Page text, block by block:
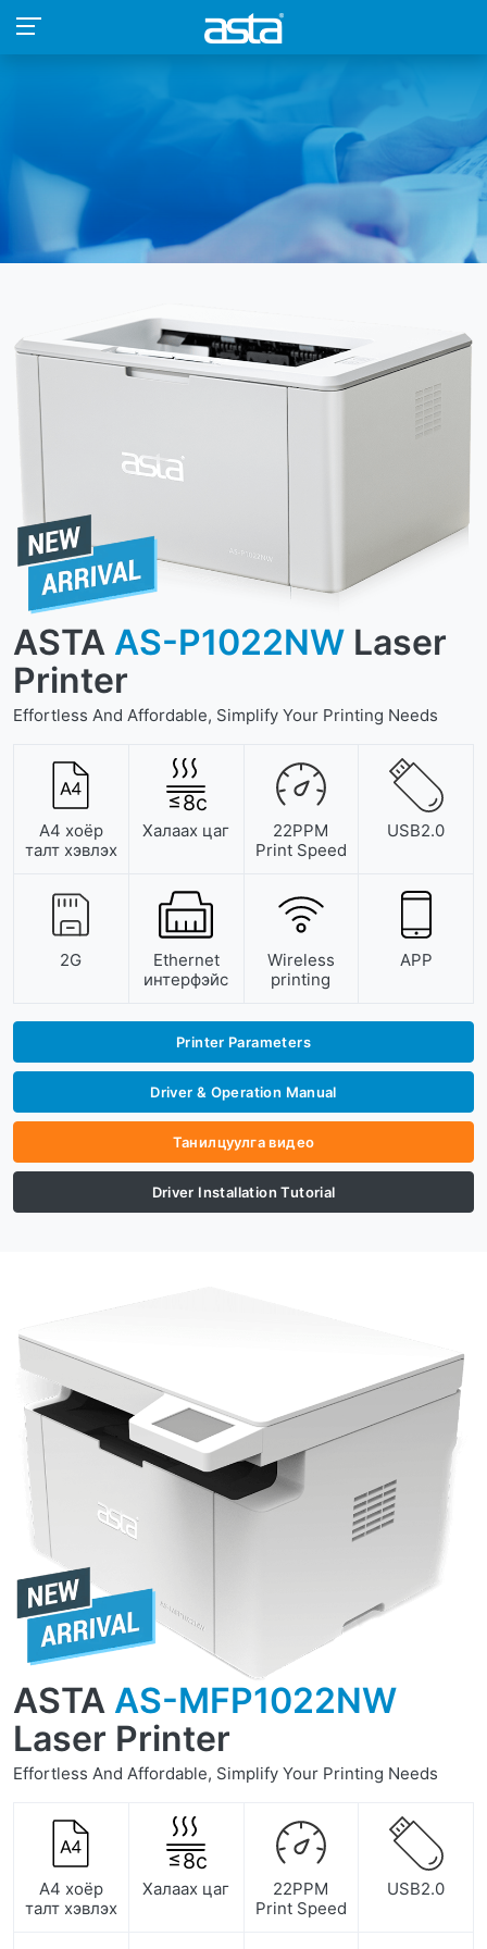
ASTA AS-P1022NW Laser
Printer
Effortless And Affordable, Simplify Your Printing Needs
А4 хоёр
талт хэвлэх
≤8с
Халаах цаг
22PPM
Print Speed
USB2.0
2G
Ethernet
интерфэйс
Wireless
printing
APP
Printer Parameters
Driver & Operation Manual
Танилцуулга видео
Driver Installation Tutorial
ASTA AS-MFP1022NW
Laser Printer
Effortless And Affordable, Simplify Your Printing Needs
А4 хоёр
талт хэвлэх
≤8с
Халаах цаг
22PPM
Print Speed
USB2.0